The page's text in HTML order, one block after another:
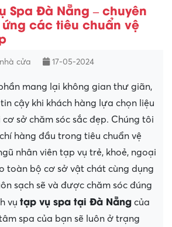
Spa Đà Nẵng – chuyên
các tiêu chuẩn vệ
cửa 17-05-2024
mang lại không gian thư giãn,
cậy khi khách hàng lựa chọn liệu
sở chăm sóc sắc đẹp. Chúng tôi
hàng đầu trong tiêu chuẩn vệ
nhân viên tạp vụ trẻ, khoẻ, ngoại
toàn bộ cơ sở vật chát cùng dụng
sạch sẽ và được chăm sóc đúng
vụ tạp vụ spa tại Đà Nẵng của
spa của bạn sẽ luôn ở trạng